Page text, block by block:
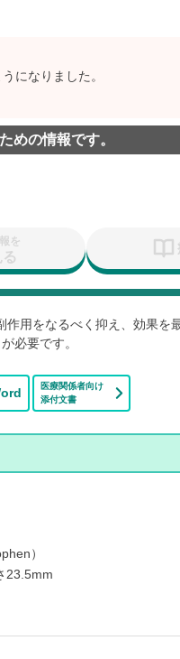
になりました。
めの情報です。
を
用をなるべく抑え、効果を
必要です。
医療関係者向け
添付文書
）
23.5mm